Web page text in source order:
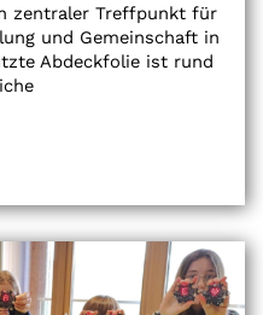
zentraler Treffpunkt für
und Gemeinschaft in
Abdeckfolie ist rund